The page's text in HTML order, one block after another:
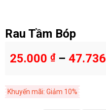
Rau Tầm Bóp
25.000 ₫– 47.736
Khuyến mãi: Giảm 10%